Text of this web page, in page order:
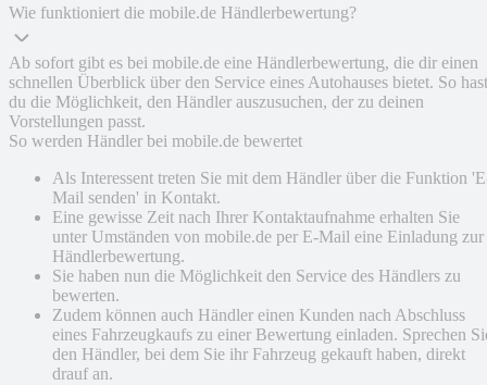
Wie funktioniert die mobile.de Händlerbewertung?
Ab sofort gibt es bei mobile.de eine Händlerbewertung, die dir einen
schnellen Überblick über den Service eines Autohauses bietet. So hast
du die Möglichkeit, den Händler auszusuchen, der zu deinen
Vorstellungen passt.
So werden Händler bei mobile.de bewertet
Als Interessent treten Sie mit dem Händler über die Funktion
Mail senden' in Kontakt.
Eine gewisse Zeit nach Ihrer Kontaktaufnahme erhalten Sie
unter Umständen von mobile.de per E-Mail eine Einladung zur
Händlerbewertung.
Sie haben nun die Möglichkeit den Service des Händlers zu
bewerten.
Zudem können auch Händler einen Kunden nach Abschluss
eines Fahrzeugkaufs zu einer Bewertung einladen. Sprechen
den Händler, bei dem Sie ihr Fahrzeug gekauft haben, direkt
drauf an.